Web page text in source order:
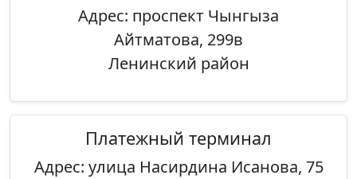
Адрес: проспект Чынгыза
Айтматова, 299в
Ленинский район
Платежный терминал
Адрес: улица Насирдина Исанова, 75